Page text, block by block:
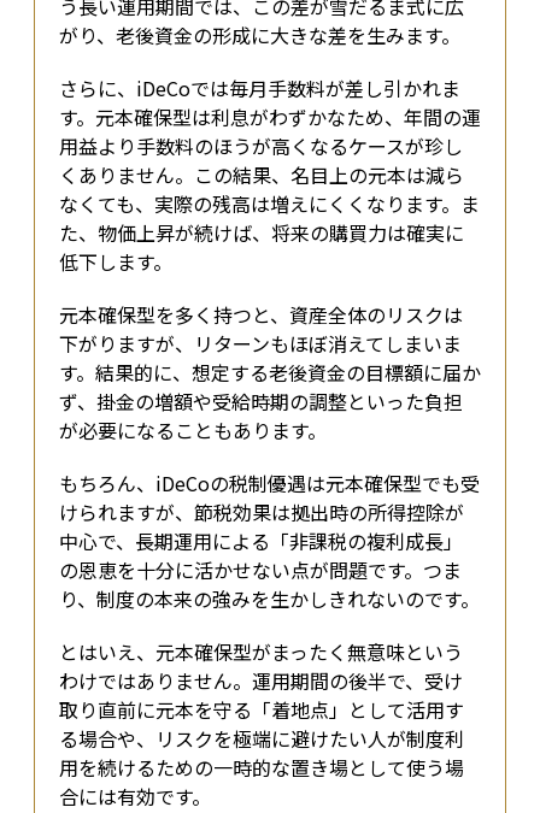
う長い運用期間では、この差が雪だるま式に広
がり、老後資金の形成に大きな差を生みます。
さらに、iDeCoでは毎月手数料が差し引かれま
す。元本確保型は利息がわずかなため、年間の運
用益より手数料のほうが高くなるケースが珍し
くありません。この結果、名目上の元本は減ら
なくても、実際の残高は増えにくくなります。ま
た、物価上昇が続けば、将来の購買力は確実に
低下します。
元本確保型を多く持つと、資産全体のリスクは
下がりますが、リターンもほぼ消えてしまいま
す。結果的に、想定する老後資金の目標額に届か
ず、掛金の増額や受給時期の調整といった負担
が必要になることもあります。
もちろん、iDeCoの税制優遇は元本確保型でも受
けられますが、節税効果は拠出時の所得控除が
中心で、長期運用による「非課税の複利成長」
の恩恵を十分に活かせない点が問題です。つま
り、制度の本来の強みを生かしきれないのです。
とはいえ、元本確保型がまったく無意味という
わけではありません。運用期間の後半で、受け
取り直前に元本を守る「着地点」として活用す
る場合や、リスクを極端に避けたい人が制度利
用を続けるための一時的な置き場として使う場
合には有効です。